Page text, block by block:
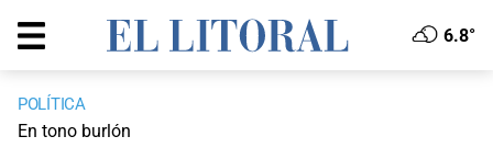
6.8°
POLÍTICA
En tono burlón